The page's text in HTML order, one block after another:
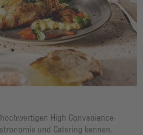
High Convenience-
und Catering kennen.